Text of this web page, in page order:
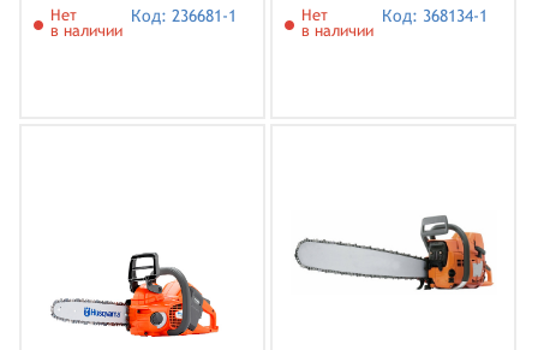
Нет
в наличии
Код: 236681-1 35)Нет
в наличии
Код: 368134-1